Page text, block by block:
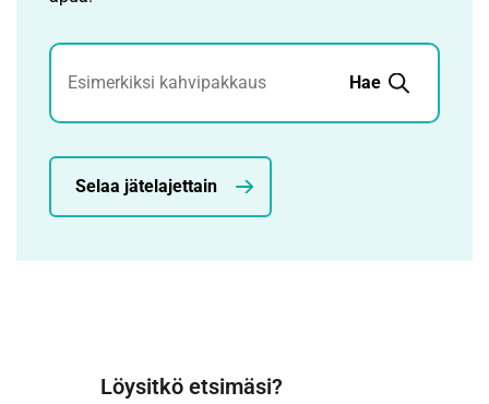
Jätehaku
Hae
Selaa jätelajettain
Löysitkö etsimäsi?